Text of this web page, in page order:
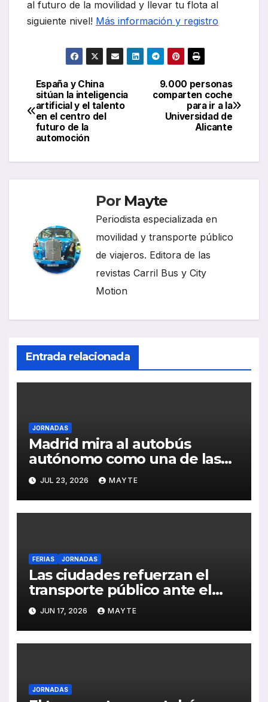
al futuro de la movilidad y llevar tu flota al
siguiente nivel! Más información y registro
Navegación
de
entradas
9.000 personas
comparten coche
para ir a la
Universidad de
Alicante
España y China
sitúan la inteligencia
artificial y el talento
en el centro del
futuro de la
automoción
Por Mayte
Periodista especializada en
movilidad y transporte público
de viajeros. Editora de las
revistas Carril Bus y City
Motion
Entrada relacionada
JORNADAS
Madrid mira al autobús
autónomo como una de las
grandes apuestas para la
movilidad del futuro
JUL 23, 2026 MAYTE
FERIAS JORNADAS
Las ciudades refuerzan el
transporte público ante el
reto de la demanda, la
sostenibilidad y la
digitalización
JUN 17, 2026 MAYTE
JORNADAS